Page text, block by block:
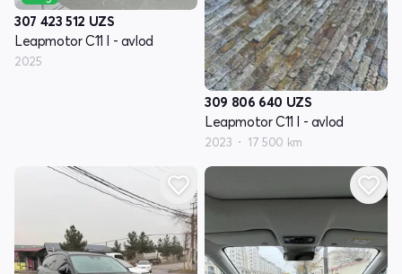
307 423 512 UZS
Leapmotor C11 I - avlod
2025
309 806 640 UZS
Leapmotor C11 I - avlod
2023 17 500 km